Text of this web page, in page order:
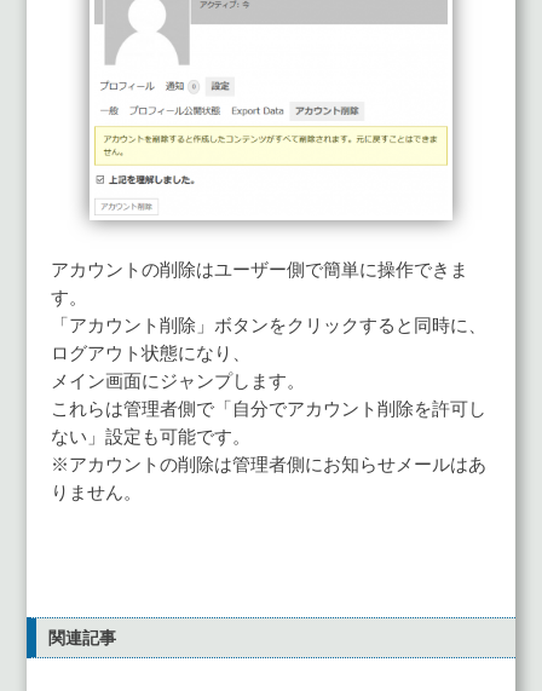
アカウントの削除はユーザー側で簡単に操作できま
す。
「アカウント削除」ボタンをクリックすると同時に、
ログアウト状態になり、
メイン画面にジャンプします。
これらは管理者側で「自分でアカウント削除を許可し
ない」設定も可能です。
※アカウントの削除は管理者側にお知らせメールはあ
りません。
関連記事